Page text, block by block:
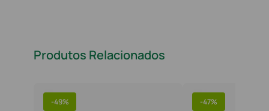
Produtos Relacionados
-49% -47%